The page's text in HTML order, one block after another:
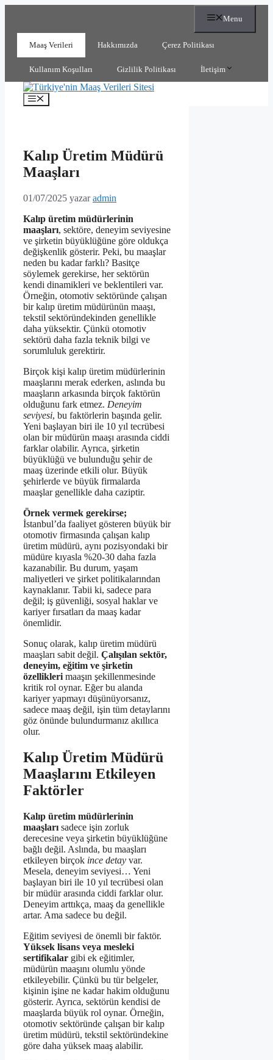
Menu
Maaş Verileri Hakkımızda Çerez Politikası
Kullanım Koşulları Gizlilik Politikası İletişim
Menü
Kalıp Üretim Müdürü
Maaşları
01/07/2025 yazaradmin
Kalıp üretim müdürlerinin
maaşları, sektöre, deneyim seviyesine
ve şirketin büyüklüğüne göre oldukça
değişkenlik gösterir. Peki, bu maaşlar
neden bu kadar farklı? Basitçe
söylemek gerekirse, her sektörün
kendi dinamikleri ve beklentileri var.
Örneğin, otomotiv sektöründe çalışan
bir kalıp üretim müdürünün maaşı,
tekstil sektöründekinden genellikle
daha yüksektir. Çünkü otomotiv
sektörü daha fazla teknik bilgi ve
sorumluluk gerektirir.
Birçok kişi kalıp üretim müdürlerinin
maaşlarını merak ederken, aslında bu
maaşların arkasında birçok faktörün
olduğunu fark etmez. Deneyim
seviyesi, bu faktörlerin başında gelir.
Yeni başlayan biri ile 10 yıl tecrübesi
olan bir müdürün maaşı arasında ciddi
farklar olabilir. Ayrıca, şirketin
büyüklüğü ve bulunduğu şehir de
maaş üzerinde etkili olur. Büyük
şehirlerde ve büyük firmalarda
maaşlar genellikle daha caziptir.
Örnek vermek gerekirse;
İstanbul’da faaliyet gösteren büyük bir
otomotiv firmasında çalışan kalıp
üretim müdürü, aynı pozisyondaki bir
müdüre kıyasla %20-30 daha fazla
kazanabilir. Bu durum, yaşam
maliyetleri ve şirket politikalarından
kaynaklanır. Tabii ki, sadece para
değil; iş güvenliği, sosyal haklar ve
kariyer fırsatları da maaş kadar
önemlidir.
Sonuç olarak, kalıp üretim müdürü
maaşları sabit değil. Çalışılan sektör,
deneyim, eğitim ve şirketin
özellikleri maaşın şekillenmesinde
kritik rol oynar. Eğer bu alanda
kariyer yapmayı düşünüyorsanız,
sadece maaş değil, işin tüm detaylarını
göz önünde bulundurmanız akıllıca
olur.
Kalıp Üretim Müdürü
Maaşlarını Etkileyen
Faktörler
Kalıp üretim müdürlerinin
maaşları sadece işin zorluk
derecesine veya şirketin büyüklüğüne
bağlı değil. Aslında, bu maaşları
etkileyen birçok ince detay var.
Mesela, deneyim seviyesi… Yeni
başlayan biri ile 10 yıl tecrübesi olan
bir müdür arasında ciddi farklar olur.
Deneyim arttıkça, maaş da genellikle
artar. Ama sadece bu değil.
Eğitim seviyesi de önemli bir faktör.
Yüksek lisans veya mesleki
sertifikalar gibi ek eğitimler,
müdürün maaşını olumlu yönde
etkileyebilir. Çünkü bu tür belgeler,
kişinin işine ne kadar hakim olduğunu
gösterir. Ayrıca, sektörün kendisi de
maaşlarda büyük rol oynar. Örneğin,
otomotiv sektöründe çalışan bir kalıp
üretim müdürü, tekstil sektöründekine
göre daha yüksek maaş alabilir.